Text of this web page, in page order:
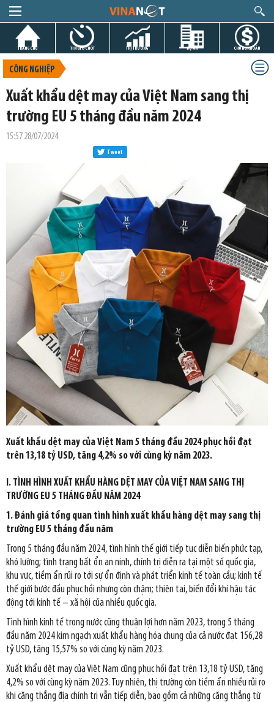
TRANG CHỦ TIN GIỜ CHÓT THỊ TRƯỜNG DỰ ÁN CHỨNG KHOÁN
CÔNG NGHIỆP
Xuất khẩu dệt may của Việt Nam sang thị
trường EU 5 tháng đầu năm 2024
15:57 28/07/2024
Tweet
Xuất khẩu dệt may của Việt Nam 5 tháng đầu 2024 phục hồi đạt
trên 13,18 tỷ USD, tăng 4,2% so với cùng kỳ năm 2023.
I. TÌNH HÌNH XUẤT KHẨU HÀNG DỆT MAY CỦA VIỆT NAM SANG THỊ
TRƯỜNG EU 5 THÁNG ĐẦU NĂM 2024
1. Đánh giá tổng quan tình hình xuất khẩu hàng dệt may sang thị
trường EU 5 tháng đầu năm
Trong 5 tháng đầu năm 2024, tình hình thế giới tiếp tục diễn biến phức tạp,
khó lường; tình trạng bất ổn an ninh, chính trị diễn ra tại một số quốc gia,
khu vực, tiềm ẩn rủi ro tới sự ổn định và phát triển kinh tế toàn cầu; kinh tế
thế giới bước đầu phục hồi nhưng còn chậm; thiên tai, biến đổi khí hậu tác
động tới kinh tế – xã hội của nhiều quốc gia.
Tình hình kinh tế trong nước cũng thuận lợi hơn năm 2023, trong 5 tháng
đầu năm 2024 kim ngạch xuất khẩu hàng hóa chung của cả nước đạt 156,28
tỷ USD, tăng 15,57% so với cùng kỳ năm 2023.
Xuất khẩu dệt may của Việt Nam cũng phục hồi đạt trên 13,18 tỷ USD, tăng
4,2% so với cùng kỳ năm 2023. Tuy nhiên, thị trường còn tiềm ẩn nhiều rủi ro
khi căng thẳng địa chính trị vẫn tiếp diễn, bao gồm cả những căng thẳng từ